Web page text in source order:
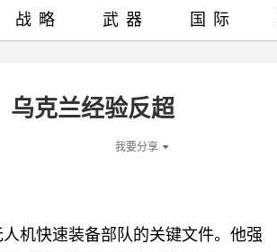
乌克兰经验反超
我要分享
机快速装备部队的关键文件。他强
战略 武器 国际